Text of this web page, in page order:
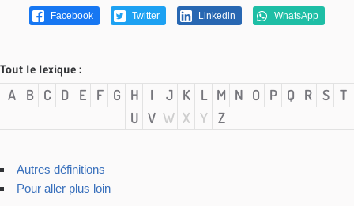
Facebook Twitter Linkedin WhatsApp
Tout le lexique :
A B C D E F G H I J K L M N O P Q R S
T
U V W X Y Z
Autres définitions
Pour aller plus loin